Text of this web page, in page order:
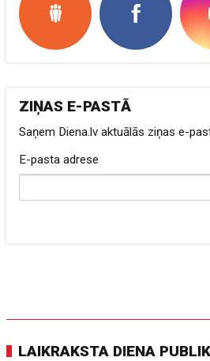
ZIŅAS E-PASTĀ
Saņem Diena.lv aktuālās ziņas e-
E-pasta adrese
LAIKRAKSTA DIENA